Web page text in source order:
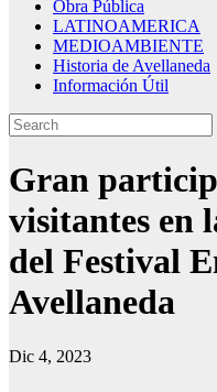
Obra Pública
LATINOAMERICA
MEDIOAMBIENTE
Historia de Avellaneda
Información Útil
Gran
visitantes en
del Festival
Avellaneda
Dic 4, 2023